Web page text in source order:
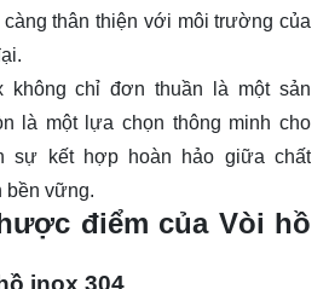
thân thiện với môi trường của
không chỉ đơn thuần là một sản
là một lựa chọn thông minh cho
sự kết hợp hoàn hảo giữa chất
bền vững.
điểm của Vòi hồ
inox 304